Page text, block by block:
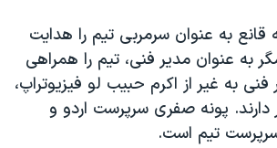
به عنوان سرمربی تیم را هدایت
به‌ عنوان مدیر فنی، تیم را همراهی
به غیر از اكرم حبیب لو فیزیوتراپ،
پونه صفری سرپرست اردو و
تیم است.